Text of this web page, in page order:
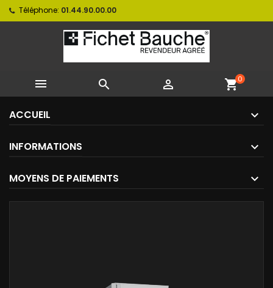
Téléphone: 01.44.90.00.00
   shopping_cart0
ACCUEIL
INFORMATIONS
MOYENS DE PAIEMENTS